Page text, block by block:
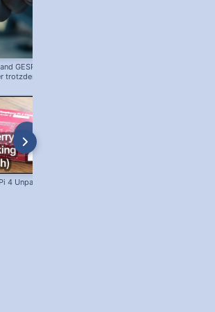
GESPERRT: Microsoft
trotzdem installieren
4 Unpacking (deutsch)